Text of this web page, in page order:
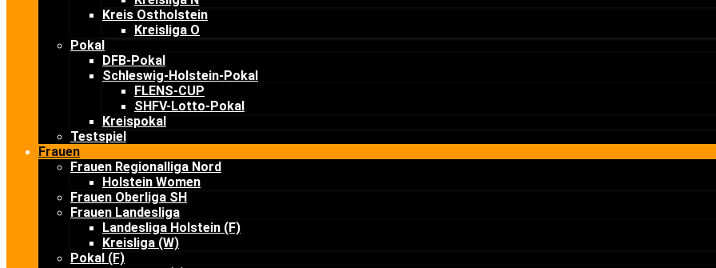
Kreis Ostholstein
Kreisliga O
Pokal
DFB-Pokal
Schleswig-Holstein-Pokal
FLENS-CUP
SHFV-Lotto-Pokal
Kreispokal
Testspiel
Frauen
Frauen Regionalliga Nord
Holstein Women
Frauen Oberliga SH
Frauen Landesliga
Landesliga Holstein (F)
Kreisliga (W)
Pokal (F)